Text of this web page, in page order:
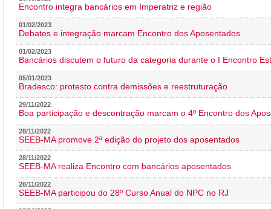
Encontro integra bancários em Imperatriz e região
01/02/2023
Debates e integração marcam Encontro dos Aposentados
01/02/2023
Bancários discutem o futuro da categoria durante o I Encontro
05/01/2023
Bradesco: protesto contra demissões e reestruturação
29/11/2022
Boa participação e descontração marcam o 4º Encontro dos
28/11/2022
SEEB-MA promove 2ª edição do projeto dos aposentados
28/11/2022
SEEB-MA realiza Encontro com bancários aposentados
28/11/2022
SEEB-MA participou do 28º Curso Anual do NPC no RJ